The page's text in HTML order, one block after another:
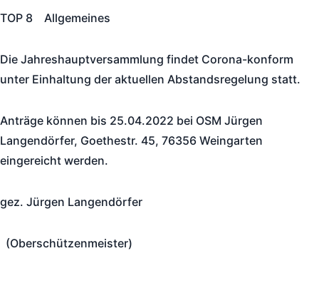
TOP 8 Allgemeines
Die Jahreshauptversammlung findet Corona-konform
unter Einhaltung der aktuellen Abstandsregelung statt.
Anträge können bis 25.04.2022 bei OSM Jürgen
Langendörfer, Goethestr. 45, 76356 Weingarten
eingereicht werden.
gez. Jürgen Langendörfer
(Oberschützenmeister)